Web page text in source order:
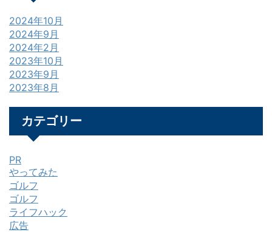
2024年10月
2024年9月
2024年2月
2023年10月
2023年9月
2023年8月
カテゴリー
PR
やってみた
ゴルフ
ゴルフ
ライフハック
広告